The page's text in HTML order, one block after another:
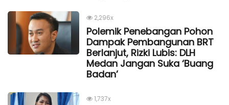
2,296x
Polemik Penebangan Pohon
Dampak Pembangunan BRT
Berlanjut, Rizki Lubis: DLH
Medan Jangan Suka ‘Buang
Badan’
1,737x